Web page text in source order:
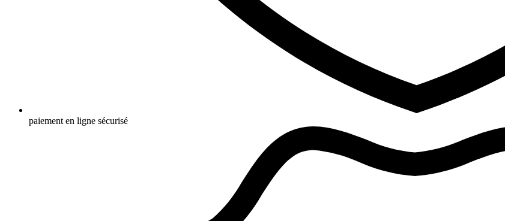
paiement en ligne sécurisé